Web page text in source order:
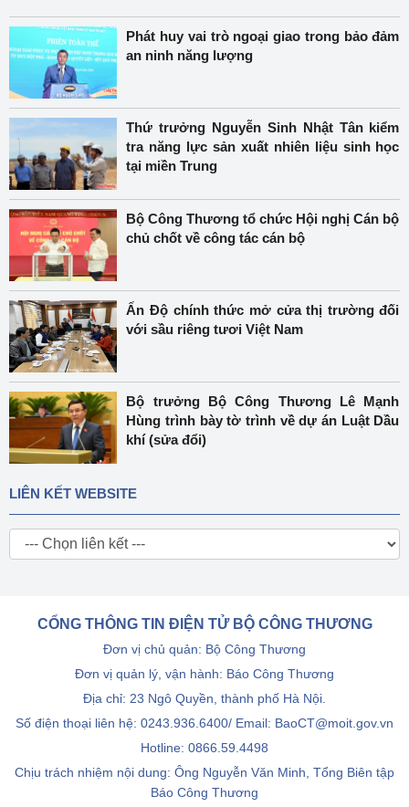
Phát huy vai trò ngoại giao trong bảo đảm
an ninh năng lượng
Thứ trưởng Nguyễn Sinh Nhật Tân kiểm
tra năng lực sản xuất nhiên liệu sinh học
tại miền Trung
Bộ Công Thương tổ chức Hội nghị Cán bộ
chủ chốt về công tác cán bộ
Ấn Độ chính thức mở cửa thị trường đối
với sầu riêng tươi Việt Nam
Bộ trưởng Bộ Công Thương Lê Mạnh
Hùng trình bày tờ trình về dự án Luật Dầu
khí (sửa đổi)
LIÊN KẾT WEBSITE
CỔNG THÔNG TIN ĐIỆN TỬ BỘ CÔNG THƯƠNG
Đơn vị chủ quản: Bộ Công Thương
Đơn vị quản lý, vận hành: Báo Công Thương
Địa chỉ: 23 Ngô Quyền, thành phố Hà Nội.
Số điện thoại liên hệ: 0243.936.6400/ Email: BaoCT@moit.gov.vn
Hotline: 0866.59.4498
Chịu trách nhiệm nội dung: Ông Nguyễn Văn Minh, Tổng Biên tập
Báo Công Thương